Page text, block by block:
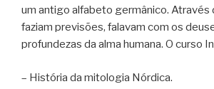
um antigo alfabeto germânico. Através
faziam previsões, falavam com os
profundezas da alma humana. O curso
– História da mitologia Nórdica.